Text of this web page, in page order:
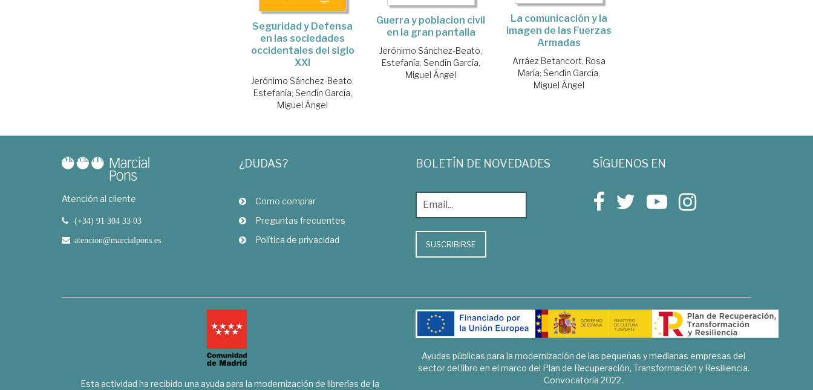
Seguridad y Defensa
en las sociedades
occidentales del siglo
XXI
Jerónimo Sánchez-Beato,
Estefanía; Sendín García,
Miguel Ángel
Guerra y poblacion civil
en la gran pantalla
Jerónimo Sánchez-Beato,
Estefanía; Sendín García,
Miguel Ángel
La comunicación y la
imagen de las Fuerzas
Armadas
Arráez Betancort, Rosa
María; Sendín García,
Miguel Ángel
Atención al cliente
(+34) 91 304 33 03
atencion@marcialpons.es
¿DUDAS?
Como comprar
Preguntas frecuentes
Política de privacidad
BOLETÍN DE NOVEDADES
SUSCRIBIRSE
SÍGUENOS EN
Esta actividad ha recibido una ayuda para la modernización de librerías de la
Ayudas públicas para la modernización de las pequeñas y medianas empresas del
sector del libro en el marco del Plan de Recuperación, Transformación y Resiliencia.
Convocatoria 2022.